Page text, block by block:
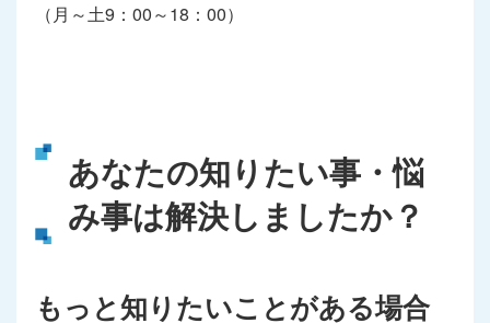
（月～土9：00～18：00）
あなたの知りたい事・悩
み事は解決しましたか？
もっと知りたいことがある場合